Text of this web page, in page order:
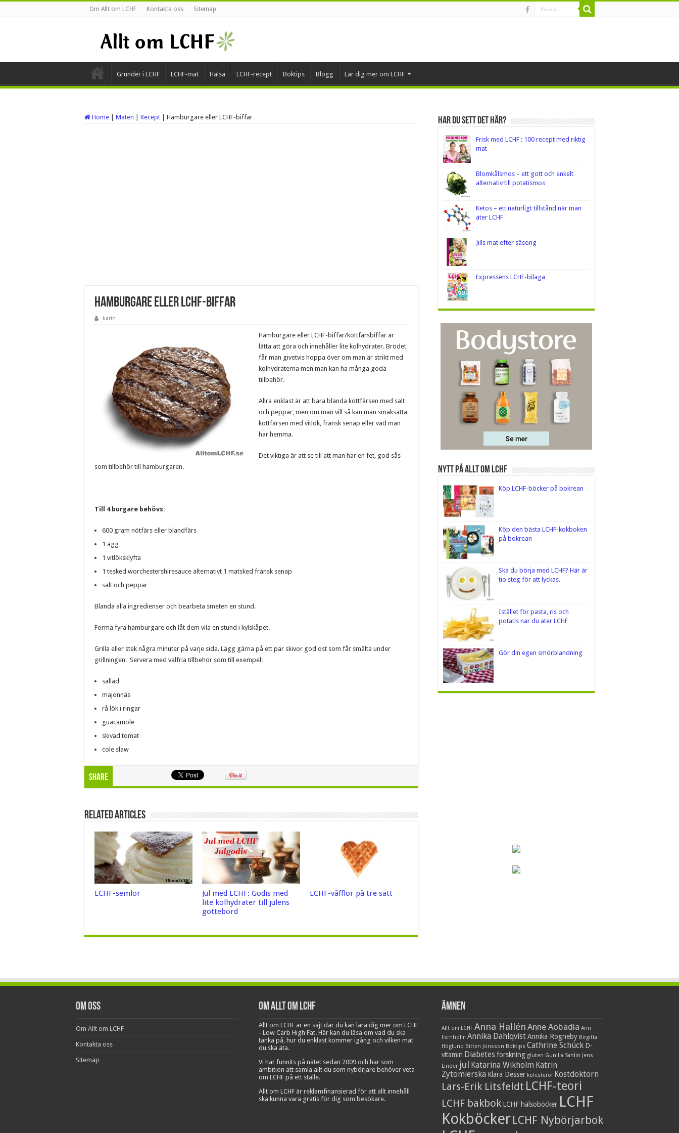
Om Allt om LCHF Kontakta oss Sitemap
Grunder i LCHF LCHF-mat Hälsa LCHF-recept Boktips Blogg Lär dig mer om LCHF
Home Maten Recept Hamburgare eller LCHF-biffar
Hamburgare eller LCHF-biffar
karin
Hamburgare eller LCHF-biffar/köttfärsbiffar är
lätta att göra och innehåller lite kolhydrater. Brödet
får man givetvis hoppa över om man är strikt med
kolhydraterna men man kan ha många goda
tillbehör.
Allra enklast är att bara blanda köttfärsen med salt
och peppar, men om man vill så kan man smaksätta
köttfärsen med vitlök, fransk senap eller vad man
har hemma.
Det viktiga är att se till att man har en fet, god sås
som tillbehör till hamburgaren.
Till 4 burgare behövs:
600 gram nötfärs eller blandfärs
1 ägg
1 vitlöksklyfta
1 tesked worchestershiresauce alternativt 1 matsked fransk senap
salt och peppar
Blanda alla ingredienser och bearbeta smeten en stund.
Forma fyra hamburgare och låt dem vila en stund i kylskåpet.
Grilla eller stek några minuter på varje sida. Lägg gärna på ett par skivor god ost som får smälta under
grillningen. Servera med valfria tillbehör som till exempel:
sallad
majonnäs
rå lök i ringar
guacamole
skivad tomat
cole slaw
Share
Related Articles
LCHF-semlor
Jul med LCHF: Godis med
lite kolhydrater till julens
gottebord
LCHF-våfflor på tre sätt
Har du sett det här?
Frisk med LCHF : 100 recept med riktig
mat
Blomkålsmos – ett gott och enkelt
alternativ till potatismos
Ketos – ett naturligt tillstånd när man
äter LCHF
Jills mat efter säsong
Expressens LCHF-bilaga
Nytt på Allt om LCHF
Köp LCHF-böcker på bokrean
Köp den bästa LCHF-kokboken
på bokrean
Ska du börja med LCHF? Här är
tio steg för att lyckas.
Istället för pasta, ris och
potatis när du äter LCHF
Gör din egen smörblandning
Om oss
Om Allt om LCHF
Kontakta oss
Sitemap
Om Allt om LCHF
Allt om LCHF är en sajt där du kan lära dig mer om LCHF
- Low Carb High Fat. Här kan du läsa om vad du ska
tänka på, hur du enklast kommer igång och vilken mat
du ska äta.
Vi har funnits på nätet sedan 2009 och har som
ambition att samla allt du som nybörjare behöver veta
om LCHF på ett ställe.
Allt om LCHF är reklamfinansierad för att allt innehåll
ska kunna vara gratis för dig som besökare.
Ämnen
Allt om LCHF Anna Hallén Anne Aobadia Ann
Fernholm Annika DahlqvistAnnika Rogneby Birgitta
Höglund Bitten Jonsson Boktips Cathrine Schück D-
vitamin Diabetes forskning gluten Gunilla Sahlin
Jens
Linder jul Katarina Wikholm Katrin
Zytomierska Klara Desser kolesterol Kostdoktorn
Lars-Erik Litsfeldt LCHF-teori
LCHF bakbok LCHF hälsoböcker LCHF
Kokböcker LCHF Nybörjarbok